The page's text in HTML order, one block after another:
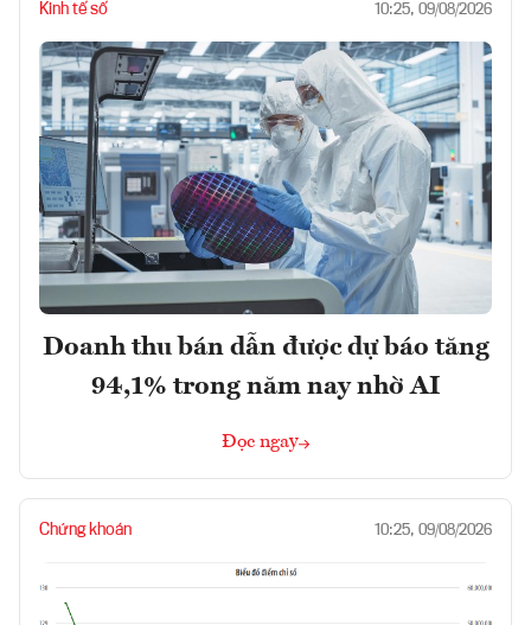
Kinh tế số 10:25, 09/08/2026
Doanh thu bán dẫn được dự báo tăng
94,1% trong năm nay nhờ AI
Đọc ngay
Chứng khoán 10:25, 09/08/2026